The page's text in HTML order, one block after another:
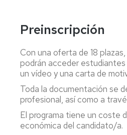
del
y
y
y
Preinscripción
Con una oferta de 18 plazas,
podrán acceder estudiantes
un vídeo y una carta de
Toda la documentación se
profesional, así como a
El programa tiene un coste
económica del candidato/a.